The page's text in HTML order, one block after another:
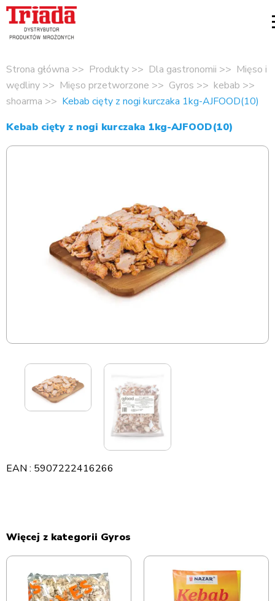
Strona główna Produkty Dla gastronomii
Mięso i
wędliny
Mięso przetworzone Gyros
kebab
shoarma
Kebab cięty z nogi kurczaka 1kg-AJFOOD(10)
Kebab cięty z nogi kurczaka 1kg-AJFOOD(10)
EAN : 5907222416266
Więcej z kategorii Gyros